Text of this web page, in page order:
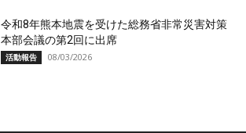
令和8年熊本地震を受けた総務省非常災害対策
本部会議の第2回に出席
活動報告 08/03/2026